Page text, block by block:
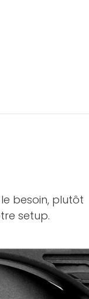
besoin, plutôt
setup.